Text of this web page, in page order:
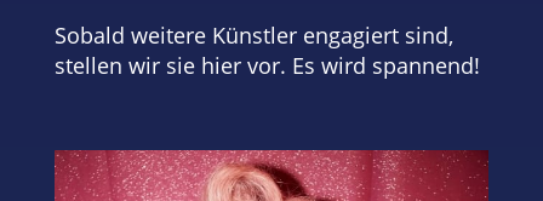
Sobald weitere Künstler engagiert sind,
stellen wir sie hier vor. Es wird spannend!